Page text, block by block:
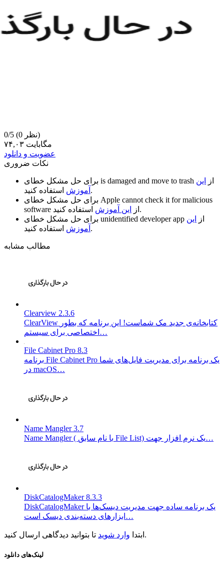
0/5
(0 نظر)
۷۴,۰۳ مگابایت
عضویت و دانلود
نکات ضروری
is damaged and move to trash از
این
آموزش استفاده کنید.
Apple cannot check it for malicious
software
از این آموزش
استفاده کنید.
unidentified developer app از
این
آموزش استفاده کنید.
مطالب مشابه
Clearview 2.3.6
ClearView کتابخانه‌ی جدید مک شماست! این برنامه که بطور
اختصاصی برای سیستم…
File Cabinet Pro 8.3
برنامه File Cabinet Pro یک برنامه برای مدیریت فایل‌های شما
در macOS…
Name Mangler 3.7
Name Mangler ( با نام سابق File List) یک نرم افزار جهت…
DiskCatalogMaker 8.3.3
DiskCatalogMaker یک برنامه ساده جهت مدیریت دیسک‌ها با
ابزار‌های دسته‌بندی دیسک است…
ابتدا وارد شوید تا بتوانید دیدگاهی ارسال کنید.
لینک‌های دانلود